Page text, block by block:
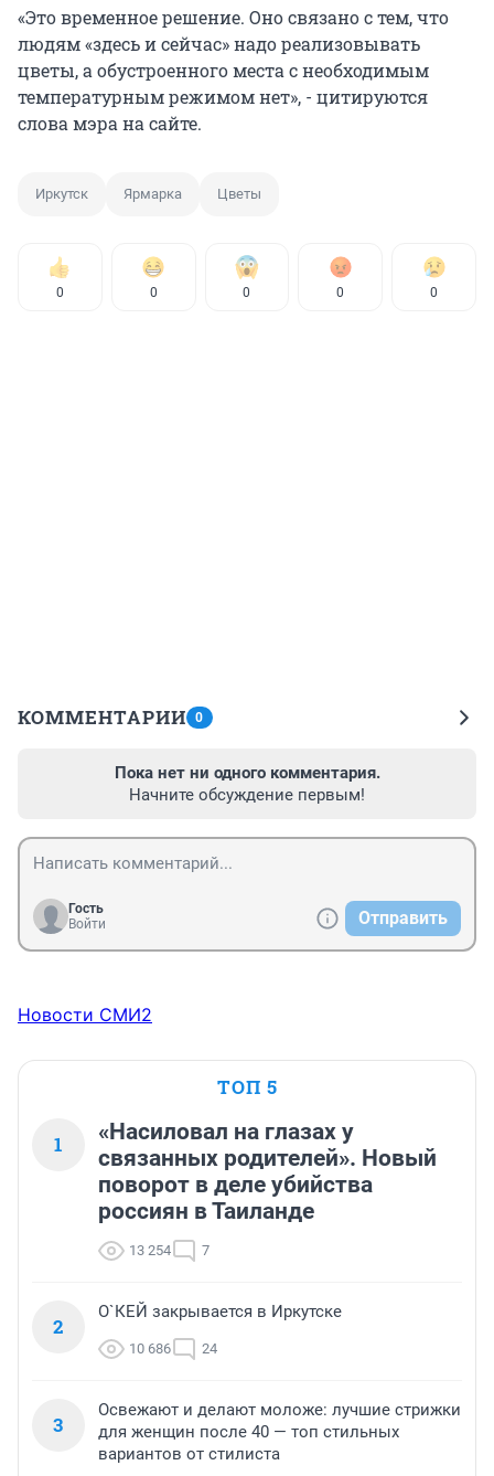
«Это временное решение. Оно связано с тем, что
людям «здесь и сейчас» надо реализовывать
цветы, а обустроенного места с необходимым
температурным режимом нет», - цитируются
слова мэра на сайте.
Иркутск Ярмарка Цветы
0 0 0 0 0
КОММЕНТАРИИ 0
Пока нет ни одного комментария.
Начните обсуждение первым!
Гость
Войти
Отправить
Новости СМИ2
ТОП 5
1
«Насиловал на глазах у
связанных родителей». Новый
поворот в деле убийства
россиян в Таиланде
13 254 7
2
О`КЕЙ закрывается в Иркутске
10 686 24
3
Освежают и делают моложе: лучшие стрижки
для женщин после 40 — топ стильных
вариантов от стилиста